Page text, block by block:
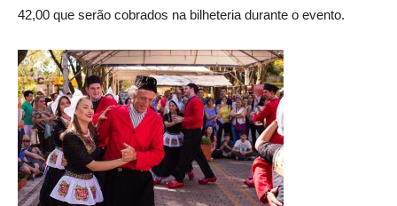
42,00 que serão cobrados na bilheteria durante o evento.